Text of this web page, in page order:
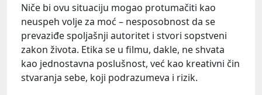
Niče bi ovu situaciju mogao protumačiti kao
neuspeh volje za moć – nesposobnost da se
prevaziđe spoljašnji autoritet i stvori sopstveni
zakon života. Etika se u filmu, dakle, ne shvata
kao jednostavna poslušnost, već kao kreativni čin
stvaranja sebe, koji podrazumeva i rizik.